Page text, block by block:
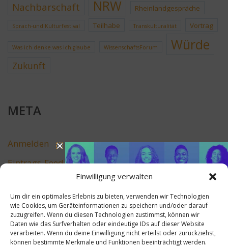
Einwilligung verwalten
Um dir ein optimales Erlebnis zu bieten, verwenden wir Technologien
wie Cookies, um Geräteinformationen zu speichern und/oder darauf
zuzugreifen. Wenn du diesen Technologien zustimmst, können wir
Daten wie das Surfverhalten oder eindeutige IDs auf dieser Website
verarbeiten. Wenn du deine Einwilligung nicht erteilst oder zurückziehst,
können bestimmte Merkmale und Funktionen beeinträchtigt werden.
Nachbarschaft NRW Rheinlandgespräche
Sprach-und Kulturfestival Teilhabe Transkulturalität Vortrag
Was ich denke was ich glaube WissenschaftsForum Würde
Zukunft
META
Anmelden
Eintrags-Feed
Kommentar-Feed
WordPress.org